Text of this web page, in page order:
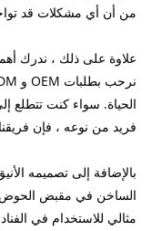
من أن أي مشكلات قد
علاوة على ذلك ، ندرك
الحياة. سواء كنت تتطلع
فريد من نوعه ، فإن
بالإضافة إلى تصميمه
الساخن في مقبض الحوض
مثالي للاستخدام في